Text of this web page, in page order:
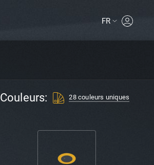
FR
Couleurs: 28 couleurs uniques